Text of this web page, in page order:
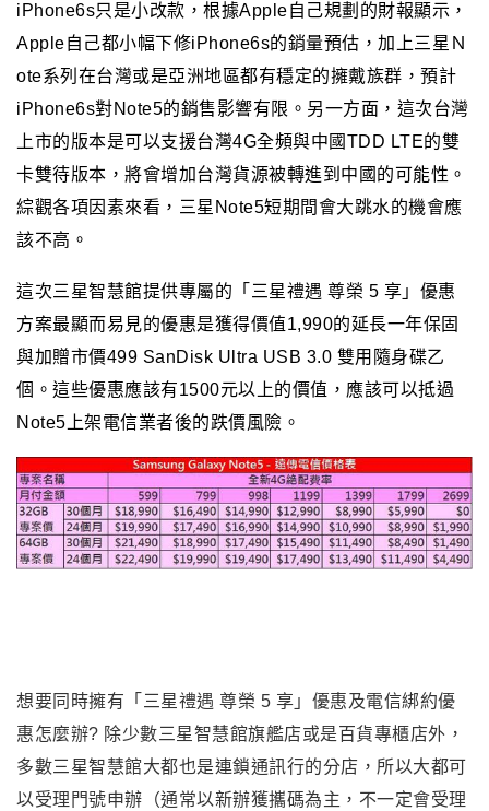
iPhone6s只是小改款 ， 根據Apple自己規劃的財報顯示，
Apple自己都小幅下修iPhone6s的銷量預估 ，加上三星Ｎ
ote系列在台灣或是亞洲地區都有穩定的擁戴族群 ，預計
iPhone6s對Note5的銷售影響有限 。 另一方面 ， 這次台灣
上市的版本是可以支援台灣4G全頻與中國TDD LTE的雙
卡雙待版本 ，將會增加台灣貨源被轉進到中國的可能性 。
綜觀各項因素來看 ，三星Note5短期間會大跳水的機會應
該不高 。
這次三星智慧館提供專屬的 「三星禮遇 尊榮 5 享」優惠
方案最顯而易見的優惠是獲得價值1,990的延長一年保固
與加贈市價499 SanDisk Ultra USB 3.0 雙用隨身碟乙
個。這些優惠應該有1500元以上的價值，應該可以抵過
Note5 上架電信業者後的跌價風險。
想要同時擁有「三星禮遇 尊榮 5 享」優惠及電信綁約優
惠怎麼辦? 除少數三星智慧館旗艦店或是百貨專櫃店外 ，
多數三星智慧館大都也是連鎖通訊行的分店 ， 所以大都可
以受理門號申辦（通常以新辦獲攜碼為主 ，不一定會受理